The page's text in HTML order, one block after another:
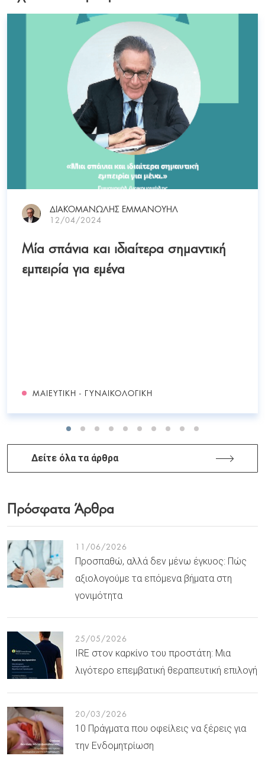
ΔΙΑΚΟΜΑΝΩΛΗΣ ΕΜΜΑΝΟΥΗΛ
12/04/2024
Mία σπάνια και ιδιαίτερα σημαντική
εμπειρία για εμένα
ΜΑΙΕΥΤΙΚΉ - ΓΥΝΑΙΚΟΛΟΓΙΚΉ
Δείτε όλα τα άρθρα
Πρόσφατα Άρθρα
11/06/2026
Προσπαθώ, αλλά δεν μένω έγκυος: Πώς
αξιολογούμε τα επόμενα βήματα στη
γονιμότητα
25/05/2026
IRE στον καρκίνο του προστάτη: Μια
λιγότερο επεμβατική θεραπευτική επιλογή
20/03/2026
10 Πράγματα που οφείλεις να ξέρεις για
την Ενδομητρίωση